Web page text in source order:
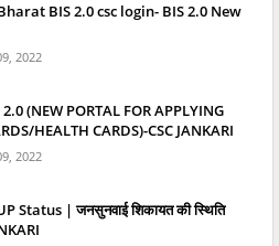
BIS 2.0 csc login- BIS 2.0 New
2022
(NEW PORTAL FOR APPLYING
HEALTH CARDS)-CSC JANKARI
2022
Status | जनसुनवाई शिकायत की स्थिति